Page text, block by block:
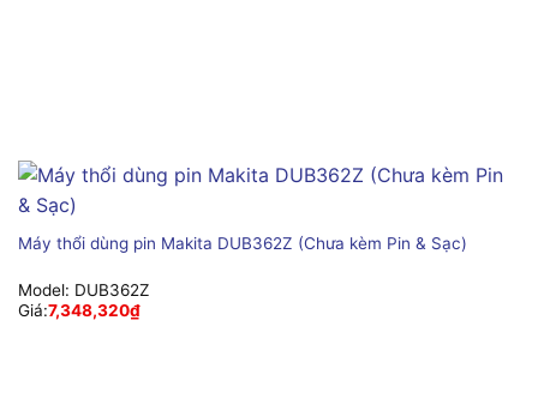
Máy thổi dùng pin Makita DUB362Z (Chưa kèm Pin & Sạc)
Model: DUB362Z
Giá:7,348,320₫